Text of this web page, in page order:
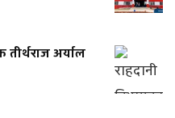
तीर्थराज अर्याल